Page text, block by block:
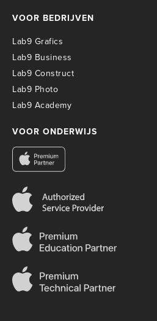
VOOR BEDRIJVEN
Lab9 Grafics
Lab9 Business
Lab9 Construct
Lab9 Photo
Lab9 Academy
VOOR ONDERWIJS